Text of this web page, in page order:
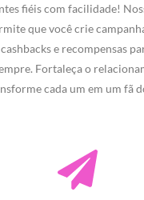
fiéis com facilidade!
que você crie
e recompensas
Fortaleça o
cada um em um fã